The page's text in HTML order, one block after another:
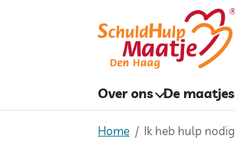
Over ons De maatjes
Home Ik heb hulp nodig